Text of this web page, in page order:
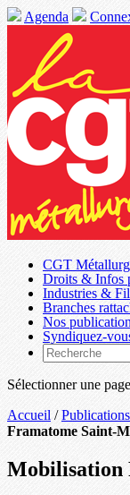
Agenda
CGT
Droits & Infos
Industries &
Branches
Nos
Syndiquez-
Sélectionner une page
Accueil /Publications
Framatome Saint-
Mobilisation